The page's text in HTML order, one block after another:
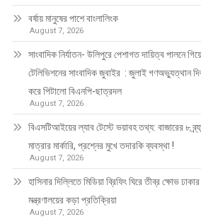
বর্ষায় মানুষের পাশে বাংলালিংক
August 7, 2026
সাংবাদিক নির্যাতন- উলিপুরে পেশাগত দায়িত্ব পালনে
টেলিভিশনের সাংবাদিক জুবাইর : জুলাই গণঅভ্যুত্থান
করে পিটালো বিএনপি-ছাত্রদল
August 7, 2026
বিএসটিআইয়ের ল্যাব টেস্টে ভয়াবহ তথ্য: বাজারের ৮
মাত্রার মার্কারি, প্রশ্নের মুখে তদারকি ব্যবস্থা !
August 7, 2026
হাসিনার দিল্লিতে মিডিয়া ব্রিফিং ঘিরে তীব্র ক্ষোভ
মন্ত্রণালয়ের কড়া প্রতিক্রিয়া
August 7, 2026